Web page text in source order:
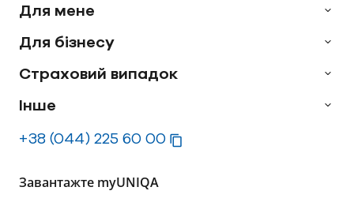
Для мене
Для бізнесу
Страховий випадок
Інше
+38 (044) 225 60 00
Завантажте myUNIQA